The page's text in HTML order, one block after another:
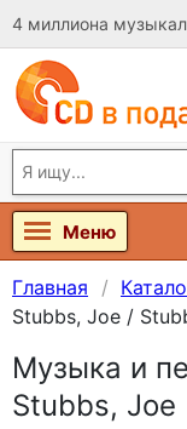
4 миллиона
Меню
Главная
Stubbs, Joe /
Музыка и
Stubbs, Joe